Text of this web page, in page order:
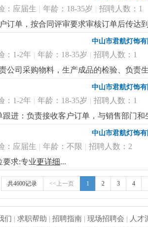
：应届生 | 年龄：18-35岁 | 招聘人数：1
订单，按合同评审要求审核订单后传达
馈信息掌握生产进度及欠料、品质问题
样品进度及客户确认结果。安排送样、
户资信、客户订单、文件分发的整理和
沟通，保持良好关系，争取客户订单8.
位要求:1.高中以上学历或相关工作经验
优先考虑3.工作有条理，细致、认真、
细...
中山市君航灯饰
：1-2年 | 年龄：18-35岁 | 招聘人数：1
公司采购物料，生产成品的检验、负责
2.负责对出现的产品质量问题进行分析
产一线员工的品质意识和品质识别能力
的接受能力强3.具备一定的文字功底和
，工作细心，有严谨的工作态度，有很
中山市君航灯饰
：1-2年 | 年龄：18-35岁 | 招聘人数：1
跟进：负责接收客户订单，与销售部门
产过程中，密切跟踪订单的生产进度，
付。2、物料管理：根据生产订单，协助
存进行监控，及时反馈物料的库存情况
过程中的相关数据，如生产进度、产品
者优先，熟悉生产流程和供应链管理。
表制作能力。同时，需要具备一定的沟
、职业素养：具备较强的责任心和敬业
中山市君航灯饰
：应届生 | 年龄：不限 | 招聘人数：2
要求:专业更详细...
共4600记录 <<上一页 1 2 3 4
们 |求职帮助 |招聘指南 |现场招聘会 | 人才